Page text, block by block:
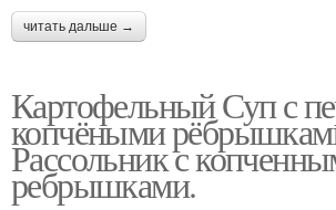
читать дальше →
Картофельный Суп с
копчёными
Рассольник с
ребрышками.